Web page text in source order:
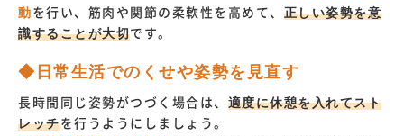
動 を行い、筋肉や関節の柔軟性を高めて、 正しい姿勢を意
識することが大切です。
◆日常生活でのくせや姿勢を見直す
長時間同じ姿勢がつづく場合は、 適度に休憩を入れてスト
レッチを行うようにしましょう。